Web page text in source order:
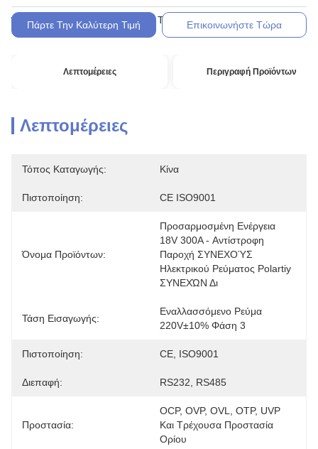
Όροι Πληρωμής: L/C, D/A, D/P, T/T, Western Union,
Πάρτε Την Καλύτερη Τιμή Επικοινωνήστε Τώρα
Λεπτομέρειες Περιγραφή Προϊόντων
Λεπτομέρειες
Τόπος Καταγωγής: Κίνα
Πιστοποίηση: CE ISO9001
Όνομα Προϊόντων:
Προσαρμοσμένη Ενέργεια
18V 300A - Αντίστροφη
Παροχή ΣΥΝΕΧΟΎΣ
Ηλεκτρικού Ρεύματος Polartiy
ΣΥΝΕΧΏΝ Δι
Τάση Εισαγωγής:
Εναλλασσόμενο Ρεύμα
220V±10% Φάση 3
Πιστοποίηση: CE, ISO9001
Διεπαφή: RS232, RS485
Προστασία:
OCP, OVP, OVL, OTP, UVP
Και Τρέχουσα Προστασία
Ορίου